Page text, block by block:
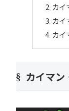
カイ
カイ
カイ
カイマ